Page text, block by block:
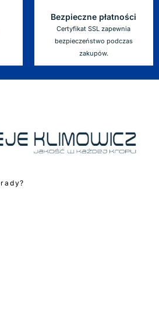
Bezpieczne płatności
Certyfikat SSL zapewnia
bezpieczeństwo podczas
zakupów.